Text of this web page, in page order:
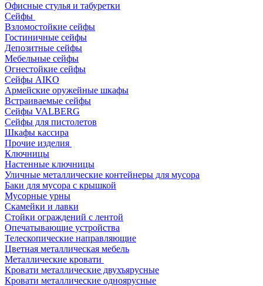
Офисные стулья и табуретки
Сейфы
Взломостойкие сейфы
Гостиничные сейфы
Депозитные сейфы
Мебельные сейфы
Огнестойкие сейфы
Сейфы AIKO
Армейские оружейные шкафы
Встраиваемые сейфы
Сейфы VALBERG
Сейфы для пистолетов
Шкафы кассира
Прочие изделия
Ключницы
Настенные ключницы
Уличные металлические контейнеры для мусора
Баки для мусора с крышкой
Мусорные урны
Скамейки и лавки
Стойки ограждений с лентой
Опечатывающие устройства
Телескопические направляющие
Цветная металлическая мебель
Металлические кровати
Кровати металлические двухъярусные
Кровати металлические одноярусные